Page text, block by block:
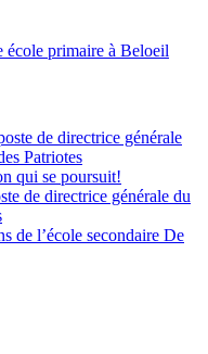
école primaire à Beloeil
de directrice générale
Patriotes
qui se poursuit!
de directrice générale du
de l’école secondaire De